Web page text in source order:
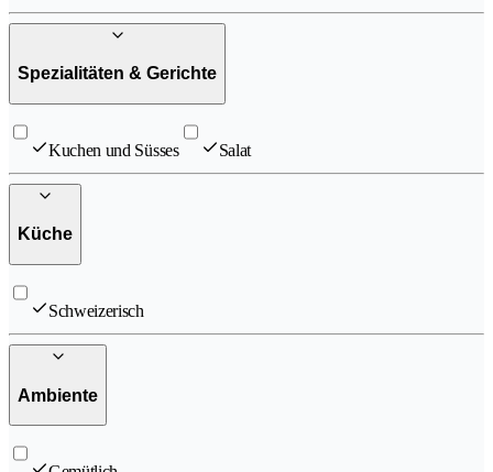
Spezialitäten & Gerichte
Kuchen und Süsses Salat
Küche
Schweizerisch
Ambiente